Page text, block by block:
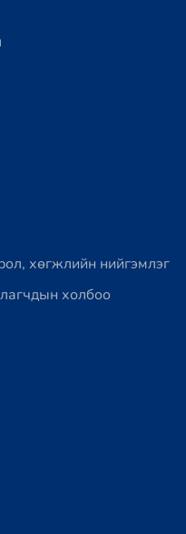
хөгжлийн нийгэмлэг
холбоо